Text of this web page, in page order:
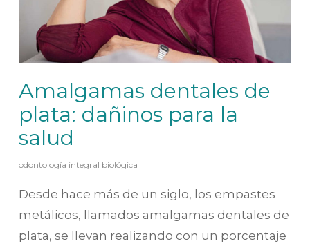
Amalgamas dentales de
plata: dañinos para la
salud
odontología integral biológica
Desde hace más de un siglo, los empastes
metálicos, llamados amalgamas dentales de
plata, se llevan realizando con un porcentaje